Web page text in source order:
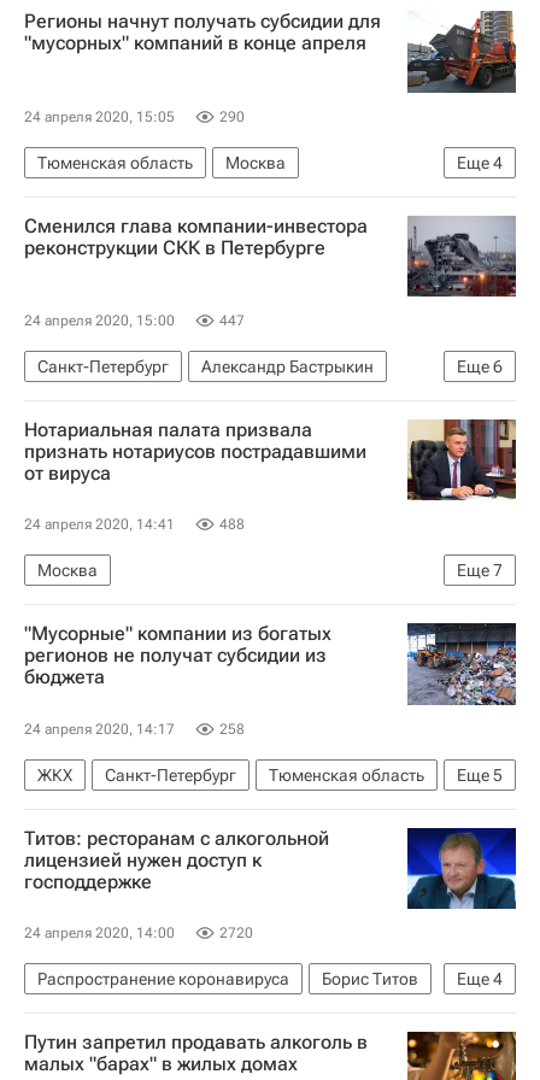
Регионы начнут получать субсидии для
"мусорных" компаний в конце апреля
24 апреля 2020, 15:05 290
Еще4
Тюменская область
Москва
Министерство природных ресурсов и экологии РФ (Минприроды России)
Ханты-Мансийский автономный округ
Сменился глава компании-инвестора
реконструкции СКК в Петербурге
24 апреля 2020, 15:00 447
Еще6
Санкт-Петербург
Александр Бастрыкин
Максим Соколов (политик)
Петербургский (спорткомплекс)
МЧС России (Министерство РФ по делам гражданской обороны, чрезвычайным ситуациям и ликвидации последствий стихийных бедствий)
Следственный комитет России (СК РФ)
Обрушение крыши СКК в Петербурге
Отставки и назначения - Новости
Нотариальная палата призвала
признать нотариусов пострадавшими
от вируса
24 апреля 2020, 14:41 488
Еще7
Москва
Федеральная служба государственной регистрации, кадастра и картографии (Росреестр)
Константин Корсик
Федеральная нотариальная палата: нотариусы советуют
Федеральная нотариальная палата
Нотариусы
Коронавирус COVID-19
Коронавирус в России
"Мусорные" компании из богатых
регионов не получат субсидии из
бюджета
24 апреля 2020, 14:17 258
Еще5
ЖКХ Санкт-Петербург
Тюменская область
Москва
Ямал
Ханты-Мансийский автономный округ
Регионы
Российский экологический оператор
Титов: ресторанам с алкогольной
лицензией нужен доступ к
господдержке
24 апреля 2020, 14:00 2720
Еще4
Распространение коронавируса
Борис Титов
Коммерческая недвижимость
Торговая недвижимость
Путин запретил продавать алкоголь в
малых "барах" в жилых домах